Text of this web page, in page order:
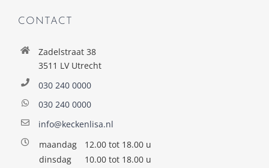
CONTACT
Zadelstraat 38
3511 LV Utrecht
030 240 0000
030 240 0000
info@keckenlisa.nl
maandag
12.00 tot 18.00 u
dinsdag
10.00 tot 18.00 u